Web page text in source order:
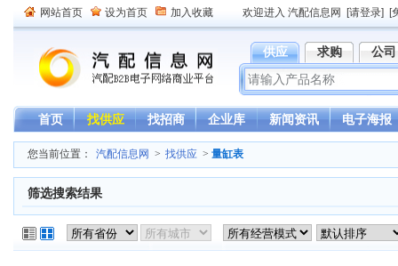
网站首页 设为首页 加入收藏 欢迎进入 汽配信息网 [请登录] [
供应 求购 公司
首页 找供应 找招商 企业库 新闻资讯 电子海报
您当前位置： 汽配信息网 > 找供应 > 量缸表
筛选搜索结果